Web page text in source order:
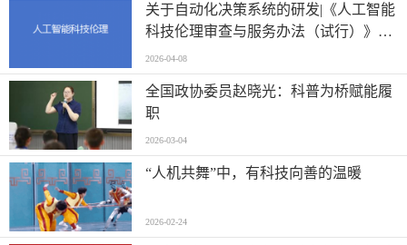
关于自动化决策系统的研发|《人工智能
科技伦理审查与服务办法（试行）》印
发
2026-04-08
全国政协委员赵晓光：科普为桥赋能履
职
2026-03-04
“人机共舞”中，有科技向善的温暖
2026-02-24